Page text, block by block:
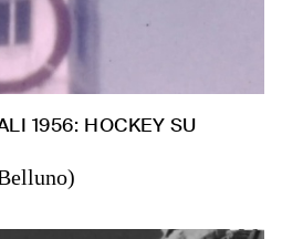
1956: HOCKEY SU